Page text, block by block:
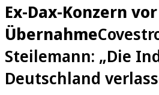
Ex-Dax-Konzern vor
Übernahme
Steilemann: „Die
Deutschland